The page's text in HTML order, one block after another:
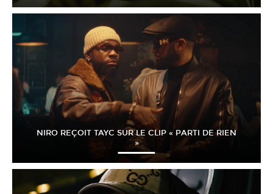
NIRO REÇOIT TAYC SUR LE CLIP « PARTI DE RIEN
»